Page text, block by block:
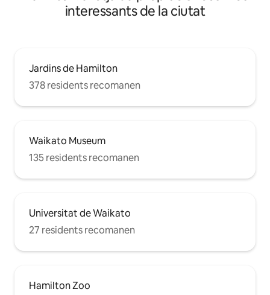
interessants de la ciutat
Jardins de Hamilton
378 residents recomanen
Waikato Museum
135 residents recomanen
Universitat de Waikato
27 residents recomanen
Hamilton Zoo